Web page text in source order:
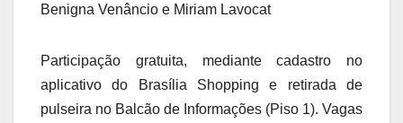
Benigna Venâncio e Miriam Lavocat
Participação gratuita, mediante cadastro no
aplicativo do Brasília Shopping e retirada de
pulseira no Balcão de Informações (Piso 1). Vagas